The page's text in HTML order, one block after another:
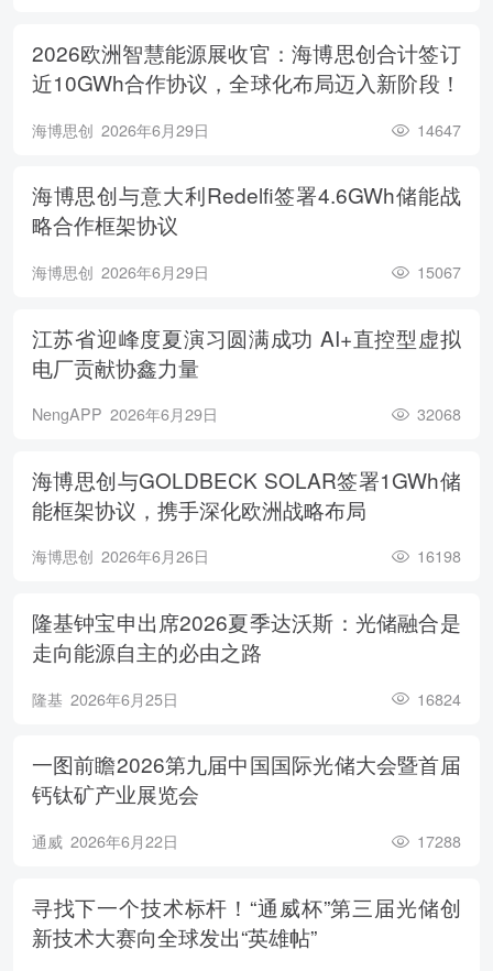
2026欧洲智慧能源展收官：海博思创合计签订
近10GWh合作协议，全球化布局迈入新阶段！
海博思创 2026年6月29日 14647
海博思创与意大利Redelfi签署4.6GWh储能战
略合作框架协议
海博思创 2026年6月29日 15067
江苏省迎峰度夏演习圆满成功 AI+直控型虚拟
电厂贡献协鑫力量
NengAPP 2026年6月29日 32068
海博思创与GOLDBECK SOLAR签署1GWh储
能框架协议，携手深化欧洲战略布局
海博思创 2026年6月26日 16198
隆基钟宝申出席2026夏季达沃斯：光储融合是
走向能源自主的必由之路
隆基 2026年6月25日 16824
一图前瞻2026第九届中国国际光储大会暨首届
钙钛矿产业展览会
通威 2026年6月22日 17288
寻找下一个技术标杆！“通威杯”第三届光储创
新技术大赛向全球发出“英雄帖”